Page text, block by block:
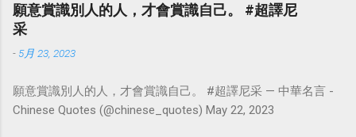
願意賞識別人的人，才會賞識自己。 #超譯尼
采
- 5月 23, 2023
願意賞識別人的人，才會賞識自己。 #超譯尼采 — 中華名言 -
Chinese Quotes (@chinese_quotes) May 22, 2023